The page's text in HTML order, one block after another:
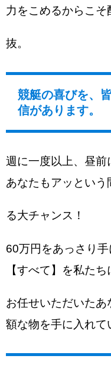
力をこめるからこ
抜。
競艇の喜びを、
信があります。
週に一度以上、昼前
あなたもアッとい
る大チャンス！
60万円をあっさり
【すべて】を私た
お任せいただいた
額な物を手に入れて